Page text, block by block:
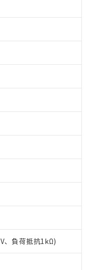
、負荷抵抗1kΩ)
含有に対応した製品が提供可
に対応した製品に切り替え
含有に非対応の商品で、対
非含有の対応状況を調査中ま
たものが、含有品と判明した
準値以下であることを示し